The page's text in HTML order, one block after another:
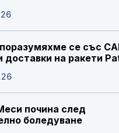
се със
доставки на ракети
почина след
боледуване